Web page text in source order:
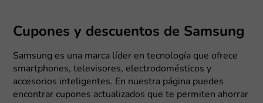
Cupones y descuentos de Samsung
Samsung es una marca líder en tecnología que ofrece
smartphones, televisores, electrodomésticos y
accesorios inteligentes. En nuestra página puedes
encontrar cupones actualizados que te permiten ahorrar